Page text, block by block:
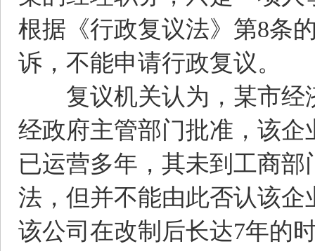
根据《行政复议法》第8条
诉，不能申请行政复议。
复议机关认为，某市经
经政府主管部门批准，该
已运营多年，其未到工商
法，但并不能由此否认该
该公司在改制后长达7年的